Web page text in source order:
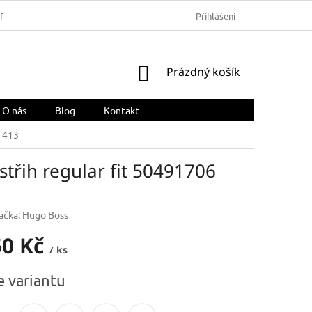
REKLAMACE A VRÁCENÍ ZBOŽÍ
Přihlášení
NÁKUPNÍ
Prázdný košík
O nás Blog
Kontakt
regular fit 50491706
Hugo Boss
Kč / ks
variantu